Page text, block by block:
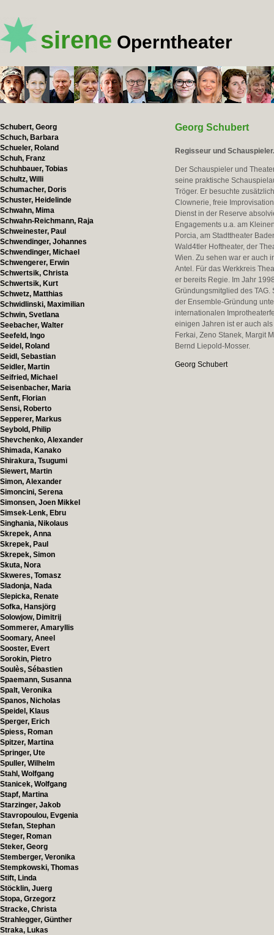
sirene Operntheater
Schubert, Georg
Schuch, Barbara
Schueler, Roland
Schuh, Franz
Schuhbauer, Tobias
Schultz, Willi
Schumacher, Doris
Schuster, Heidelinde
Schwahn, Mima
Schwahn-Reichmann, Raja
Schweinester, Paul
Schwendinger, Johannes
Schwendinger, Michael
Schwengerer, Erwin
Schwertsik, Christa
Schwertsik, Kurt
Schwetz, Matthias
Schwidlinski, Maximilian
Schwin, Svetlana
Seebacher, Walter
Seefeld, Ingo
Seidel, Roland
Seidl, Sebastian
Seidler, Martin
Seifried, Michael
Seisenbacher, Maria
Senft, Florian
Sensi, Roberto
Sepperer, Markus
Seybold, Philip
Shevchenko, Alexander
Shimada, Kanako
Shirakura, Tsugumi
Siewert, Martin
Simon, Alexander
Simoncini, Serena
Simonsen, Joen Mikkel
Simsek-Lenk, Ebru
Singhania, Nikolaus
Skrepek, Anna
Skrepek, Paul
Skrepek, Simon
Skuta, Nora
Skweres, Tomasz
Sladonja, Nada
Slepicka, Renate
Sofka, Hansjörg
Solowjow, Dimitrij
Sommerer, Amaryllis
Soomary, Aneel
Sooster, Evert
Sorokin, Pietro
Soulès, Sébastien
Spaemann, Susanna
Spalt, Veronika
Spanos, Nicholas
Speidel, Klaus
Sperger, Erich
Spiess, Roman
Spitzer, Martina
Springer, Ute
Spuller, Wilhelm
Stahl, Wolfgang
Stanicek, Wolfgang
Stapf, Martina
Starzinger, Jakob
Stavropoulou, Evgenia
Stefan, Stephan
Steger, Roman
Steker, Georg
Stemberger, Veronika
Stempkowski, Thomas
Stift, Linda
Stöcklin, Juerg
Stopa, Grzegorz
Stracke, Christa
Strahlegger, Günther
Straka, Lukas
Georg Schubert
Regisseur und
Der Schauspieler und
seine praktische
Tröger. Er besuchte
Clownerie, freie
Dienst in der Reserve
Engagements u.a. am
Porcia, am Stadttheater
Wald4tler Hoftheater, der
Wien. Zu sehen war er auch
Antel. Für das Werkkreis
er bereits Regie. Im Jahr
Gründungsmitglied des
der Ensemble-Gründung
internationalen
einigen Jahren ist er auch
Ferkai, Zeno Stanek, Margit
Bernd Liepold-Mosser.
Georg Schubert